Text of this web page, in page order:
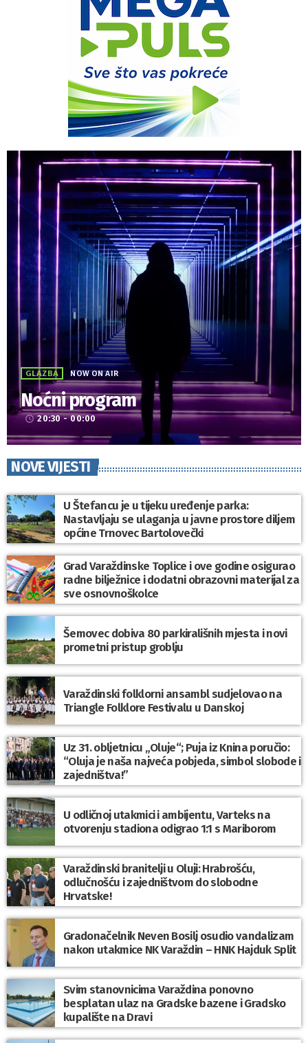
GLAZBA NOW ON AIR
Noćni program
access_time 20:30 - 00:00
NOVE VIJESTI
U Štefancu je u tijeku uređenje parka:
Nastavljaju se ulaganja u javne prostore diljem
općine Trnovec Bartolovečki
Grad Varaždinske Toplice i ove godine osigurao
radne bilježnice i dodatni obrazovni materijal za
sve osnovnoškolce
Šemovec dobiva 80 parkirališnih mjesta i novi
prometni pristup groblju
Varaždinski folklorni ansambl sudjelovao na
Triangle Folklore Festivalu u Danskoj
Uz 31. obljetnicu „Oluje“; Puja iz Knina poručio:
“Oluja je naša najveća pobjeda, simbol slobode i
zajedništva!”
U odličnoj utakmici i ambijentu, Varteks na
otvorenju stadiona odigrao 1:1 s Mariborom
Varaždinski branitelji u Oluji: Hrabrošću,
odlučnošću i zajedništvom do slobodne
Hrvatske!
Gradonačelnik Neven Bosilj osudio vandalizam
nakon utakmice NK Varaždin – HNK Hajduk Split
Svim stanovnicima Varaždina ponovno
besplatan ulaz na Gradske bazene i Gradsko
kupalište na Dravi